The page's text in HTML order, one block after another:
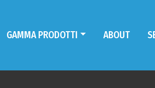
GAMMA PRODOTTI ABOUT